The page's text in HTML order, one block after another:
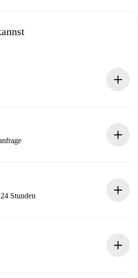
Informationen im Voraus.
dich erst belasten, wenn der
Stunden
her.
ablehnen muss, entstehen keine